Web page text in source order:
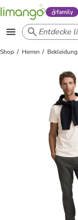
family
Shop Herren Bekleidung